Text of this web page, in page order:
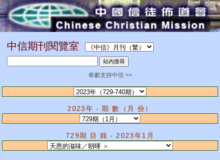
中信期刊閱覽室
奉獻支持中信 >>
2023年 - 期 數（月 份）
729期 目 錄 - 2023年1月